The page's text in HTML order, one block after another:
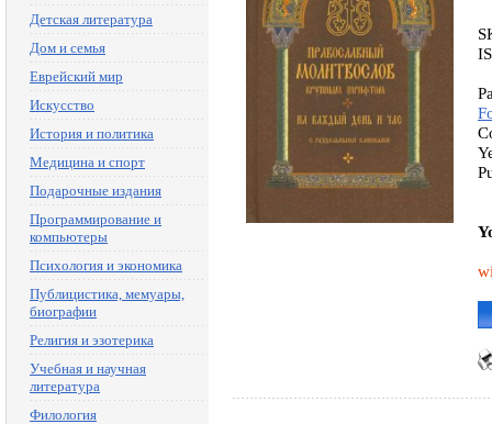
Детская литература
Дом и семья
Еврейский мир
Искусство
История и политика
Медицина и спорт
Подарочные издания
Программирование и
компьютеры
Психология и экономика
Публицистика, мемуары,
биографии
Религия и эзотерика
Учебная и научная
литература
Филология